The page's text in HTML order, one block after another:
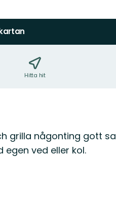
Hitta hit
grilla någonting gott
ved eller kol.